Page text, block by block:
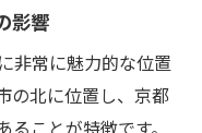
市の不動産売却
の利点
の実践法
影響
非常に魅力的な位置
の北に位置し、京都
ことが特徴です。